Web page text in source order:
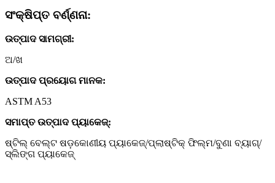
ସଂକ୍ଷିପ୍ତ ବର୍ଣ୍ଣନା:
ଉତ୍ପାଦ ସାମଗ୍ରୀ:
ଅ/ଖ
ଉତ୍ପାଦ ପ୍ରୟୋଗ ମାନକ:
ASTM A53
ସମାପ୍ତ ଉତ୍ପାଦ ପ୍ୟାକେଜ୍:
ଷ୍ଟିଲ୍ ବେଲ୍ଟ ଷଡ଼କୋଣୀୟ ପ୍ୟାକେଜ୍/ପ୍ଲାଷ୍ଟିକ୍ ଫିଲ୍ମ/ବୁଣା ବ୍ୟାଗ୍/
ସ୍ଲିଙ୍ଗ ପ୍ୟାକେଜ୍